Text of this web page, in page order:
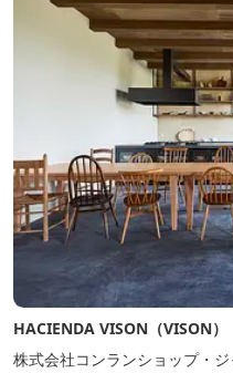
HACIENDA VISON（VISON）
株式会社コンランショップ・